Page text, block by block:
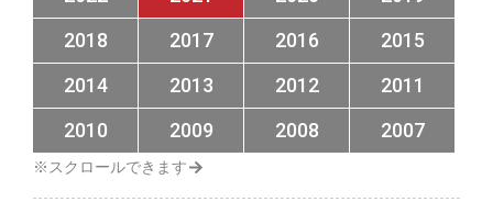
2018
2017 2016
2015
2014
2013 2012
2011
2010
2009 2008 2007